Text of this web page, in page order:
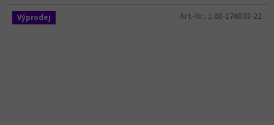
Výprodej Art.-Nr.: 1.68-176803-22